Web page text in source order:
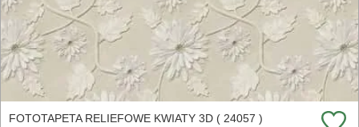
FOTOTAPETA RELIEFOWE KWIATY 3D ( 24057 )